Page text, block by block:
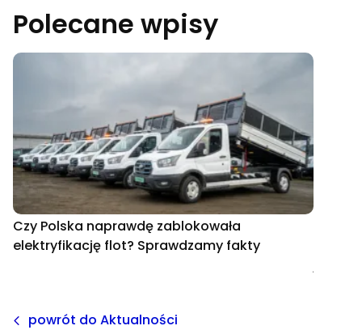
Polecane wpisy
Czy Polska naprawdę zablokowała
elektryfikację flot? Sprawdzamy fakty
powrót do Aktualności